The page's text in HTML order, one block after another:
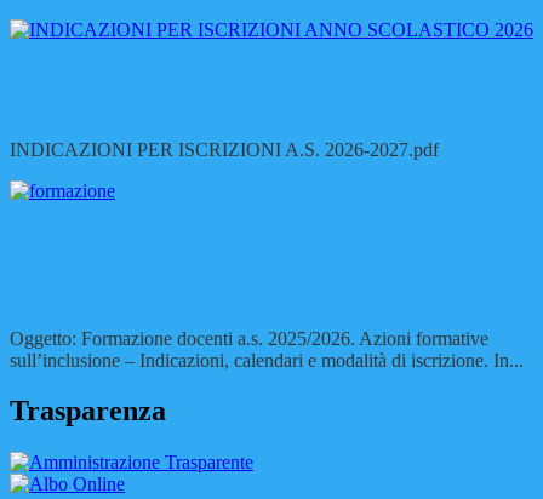
INDICAZIONI PER ISCRIZIONI A.S. 2026-2027.pdf
Oggetto: Formazione docenti a.s. 2025/2026. Azioni formative
sull’inclusione – Indicazioni, calendari e modalità di iscrizione. In...
Trasparenza